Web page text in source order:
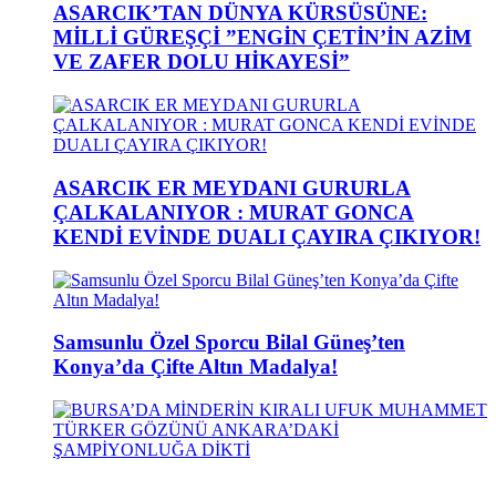
ASARCIK’TAN DÜNYA KÜRSÜSÜNE:
MİLLİ GÜREŞÇİ ”ENGİN ÇETİN’İN AZİM
VE ZAFER DOLU HİKAYESİ”
ASARCIK ER MEYDANI GURURLA
ÇALKALANIYOR : MURAT GONCA
KENDİ EVİNDE DUALI ÇAYIRA ÇIKIYOR!
Samsunlu Özel Sporcu Bilal Güneş’ten
Konya’da Çifte Altın Madalya!